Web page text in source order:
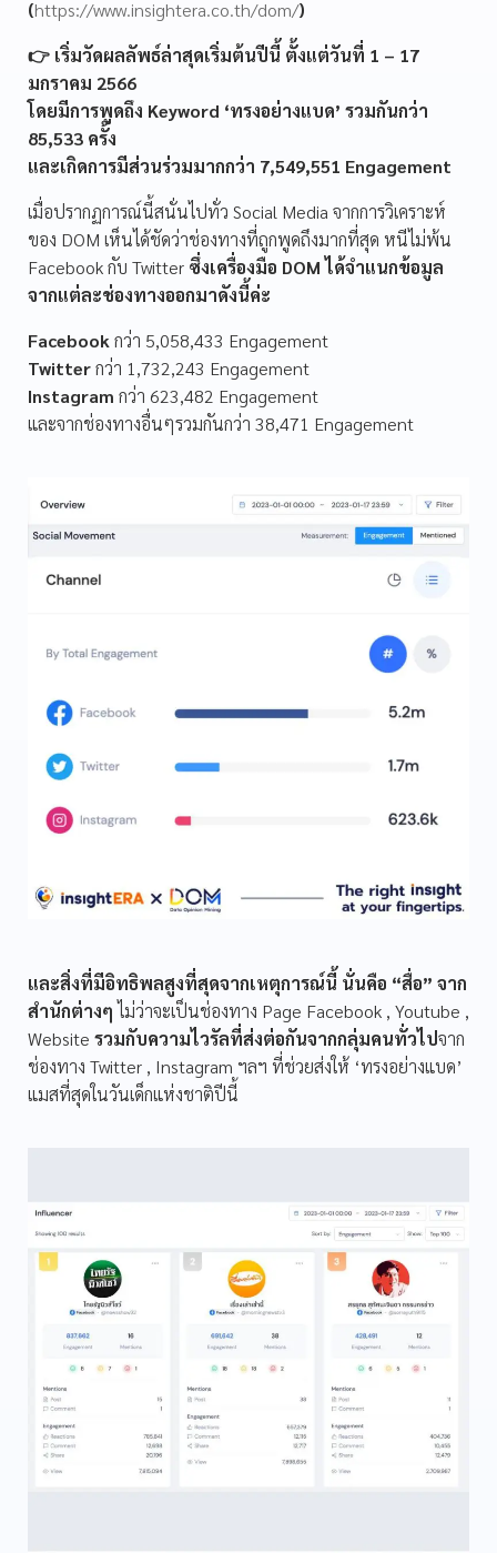
(https://www.insightera.co.th/dom/)
👉 เริ่มวัดผลลัพธ์ล่าสุดเริ่มต้นปีนี้ ตั้งแต่วันที่ 1 – 17
มกราคม 2566
โดยมีการพูดถึง Keyword ‘ทรงอย่างแบด’ รวมกันกว่า
85,533 ครั้ง
และเกิดการมีส่วนร่วมมากกว่า 7,549,551 Engagement
เมื่อปรากฏการณ์นี้สนั่นไปทั่ว Social Media จากการวิเคราะห์
ของ DOM เห็นได้ชัดว่าช่องทางที่ถูกพูดถึงมากที่สุด หนีไม่พ้น
Facebook กับ Twitter ซึ่งเครื่องมือ DOM ได้จำแนกข้อมูล
จากแต่ละช่องทางออกมาดังนี้ค่ะ
Facebook กว่า 5,058,433 Engagement
Twitterกว่า 1,732,243 Engagement
Instagram กว่า 623,482 Engagement
และจากช่องทางอื่นๆรวมกันกว่า 38,471 Engagement
และสิ่งที่มีอิทธิพลสูงที่สุดจากเหตุการณ์นี้ นั่นคือ “สื่อ” จาก
สำนักต่างๆไม่ว่าจะเป็นช่องทาง Page Facebook , Youtube ,
Website รวมกับความไวรัลที่ส่งต่อกันจากกลุ่มคนทั่วไปจาก
ช่องทาง Twitter , Instagram ฯลฯ ที่ช่วยส่งให้ ‘ทรงอย่างแบด’
แมสที่สุดในวันเด็กแห่งชาติปีนี้